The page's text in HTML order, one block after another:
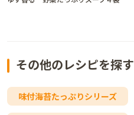
その他のレシピを探す
味付海苔たっぷりシリーズ